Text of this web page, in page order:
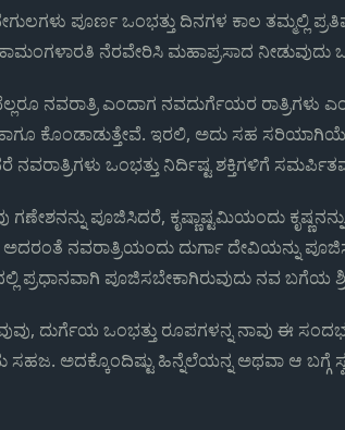
ಪೂರ್ಣ ಒಂಭತ್ತು ದಿನಗಳ ಕಾಲ ತಮ್ಮಲ್ಲಿ
ನೆರವೇರಿಸಿ ಮಹಾಪ್ರಸಾದ ನೀಡುವುದು
ನವರಾತ್ರಿ ಎಂದಾಗ ನವದುರ್ಗೆಯರ ರಾತ್ರಿಗಳು
ಹಾಗೂ ಕೊಂಡಾಡುತ್ತೇವೆ. ಇರಲಿ, ಅದು ಸಹ
ನವರಾತ್ರಿಗಳು ಒಂಭತ್ತು ನಿರ್ದಿಷ್ಟ ಶಕ್ತಿಗಳಿಗೆ
ಗಣೇಶನನ್ನು ಪೂಜಿಸಿದರೆ, ಕೃಷ್ಣಾಷ್ಟಮಿಯಂದು
ಅದರಂತೆ ನವರಾತ್ರಿಯಂದು ದುರ್ಗಾ ದೇವಿಯನ್ನು
ಪ್ರಧಾನವಾಗಿ ಪೂಜಿಸಬೇಕಾಗಿರುವುದು ನವ ಬಗೆಯ
ದುರ್ಗೆಯ ಒಂಭತ್ತು ರೂಪಗಳನ್ನ ನಾವು ಈ
ಸಹಜ. ಅದಕ್ಕೊಂದಿಷ್ಟು ಹಿನ್ನೆಲೆಯನ್ನ ಅಥವಾ ಆ ಬಗ್ಗೆ